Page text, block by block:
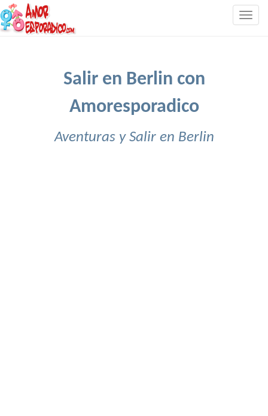
Salir en Berlin con
Amoresporadico
Aventuras y Salir en Berlin